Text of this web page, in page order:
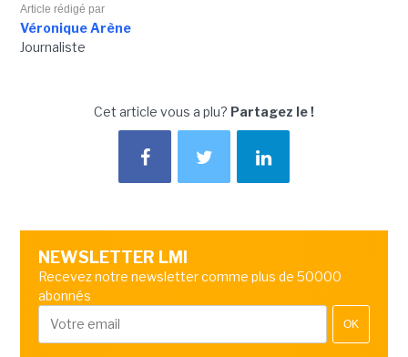
Article rédigé par
Véronique Arène
Journaliste
Cet article vous a plu? Partagez le !
NEWSLETTER LMI
Recevez notre newsletter comme plus de 50000
abonnés
OK